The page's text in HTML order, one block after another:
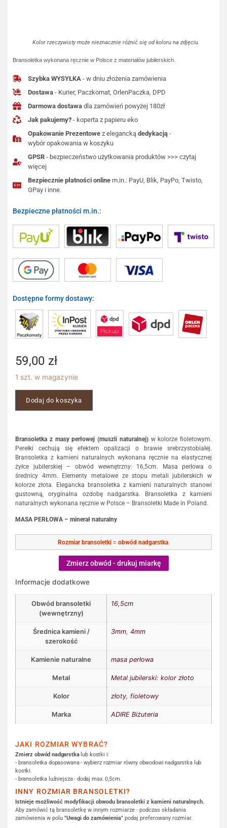
Kolor rzeczywisty może nieznacznie różnić się od koloru na zdjęciu.
Bransoletka wykonana ręcznie w Polsce z materiałów jubilerskich.
Szybka WYSYŁKA - w dniu złożenia zamówienia
Dostawa - Kurier, Paczkomat, OrlenPaczka, DPD
Darmowa dostawa dla zamówień powyżej 180zł
Jak pakujemy? - koperta z papieru eko
Opakowanie Prezentowe z eleganckądedykacją -
wybór opakowania w koszyku
GPSR - bezpieczeństwo użytkowania produktów >>> czytaj
więcej
Bezpiecznie płatności online m.in.: PayU, Blik, PayPo, Twisto,
GPay i inne.
Bezpieczne płatności m.in.:
Dostępne formy dostawy:
59,00 zł
1 szt. w magazynie
Dodaj do koszyka
Bransoletka z masy perłowej (muszli naturalnej)w kolorze fioletowym.
Perełki cechują się efektem opalizacji o brawie srebrzystobiałej.
Bransoletka z kamieni naturalnych wykonana ręcznie na elastycznej
żyłce jubilerskiej – obwód wewnętrzny: 16,5cm. Masa perłowa o
średnicy 4mm. Elementy metalowe ze stopu metali jubilerskich w
kolorze złota. Elegancka bransoletka z kamieni naturalnych stanowi
gustowną, oryginalna ozdobę nadgarstka. Bransoletka z kamieni
naturalnych wykonana ręcznie w Polsce – Bransoletki Made in Poland.
MASA PERŁOWA – minerał naturalny
Rozmiar bransoletki= obwód nadgarstka.
Zmierz obwód - drukuj miarkę
Informacje dodatkowe
Obwód bransoletki
(wewnętrzny)
16,5cm
Średnica kamieni /
szerokość
3mm, 4mm
Kamienie naturalne masa perłowa
Metal Metal jubilerski: kolor złoto
Kolor złoty, fioletowy
Marka ADIRE Biżuteria
JAKI ROZMIAR WYBRAĆ?
Zmierz obwód nadgarstkalub kostki i:
- bransoletka dopasowana - wybierz rozmiar równy obwodowi nadgarstka lub
kostki.
- bransoletka luźniejsza - dodaj max. 0,5cm.
INNY ROZMIAR BRANSOLETKI?
Istnieje możliwość modyfikacji obwodu bransoletki z kamieni naturalnych.
Aby zamówić tą bransoletkę w innym rozmiarze - podczas składania
zamówienia w polu "Uwagi do zamówienia" podaj preferowany rozmiar.